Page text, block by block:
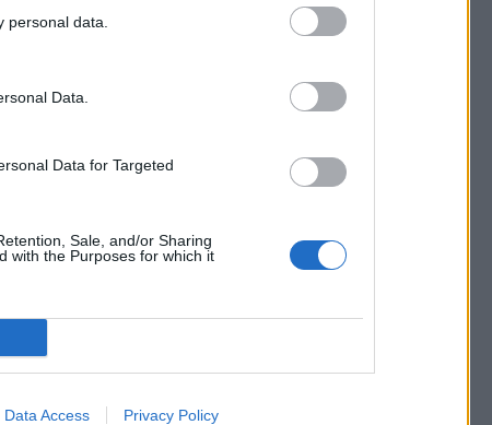
personal data.
Data.
Data for Targeted
Sale, and/or Sharing
with the Purposes for which it
Data Access Privacy Policy
dikujt, por jo, nuk është dedikim.”
Deklarata dashurie mes Eglit dhe Redonit: